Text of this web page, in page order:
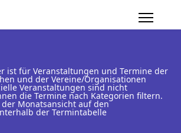
ist für Veranstaltungen und Termine der
und der Vereine/Organisationen
Veranstaltungen sind nicht
die Termine nach Kategorien filtern.
der Monatsansicht auf den
der Termintabelle